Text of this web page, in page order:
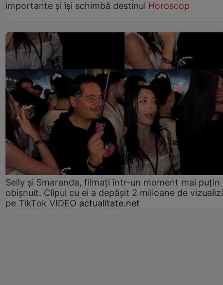
importante și își schimbă destinul Horoscop
Selly și Smaranda, filmați într-un moment mai puțin
obișnuit. Clipul cu ei a depășit 2 milioane de
pe TikTok VIDEO actualitate.net